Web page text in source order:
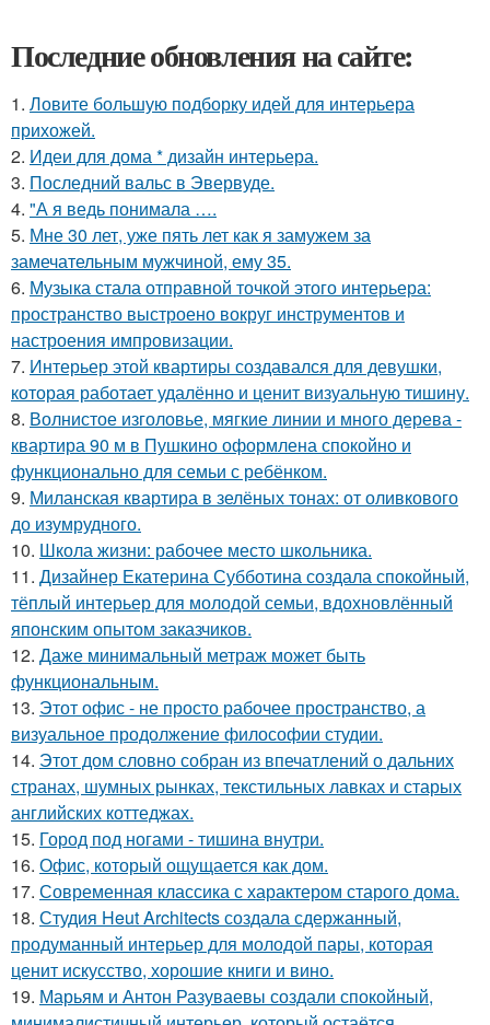
Последние обновления на сайте:
1. Ловите большую подборку идей для интерьера
прихожей.
2. Идеи для дома * дизайн интерьера.
3. Последний вальс в Эвервуде.
4. "А я ведь понимала ….
5. Мне 30 лет, уже пять лет как я замужем за
замечательным мужчиной, ему 35.
6. Музыка стала отправной точкой этого интерьера:
пространство выстроено вокруг инструментов и
настроения импровизации.
7. Интерьер этой квартиры создавался для девушки,
которая работает удалённо и ценит визуальную тишину.
8. Волнистое изголовье, мягкие линии и много дерева -
квартира 90 м в Пушкино оформлена спокойно и
функционально для семьи с ребёнком.
9. Миланская квартира в зелёных тонах: от оливкового
до изумрудного.
10. Школа жизни: рабочее место школьника.
11. Дизайнер Екатерина Субботина создала спокойный,
тёплый интерьер для молодой семьи, вдохновлённый
японским опытом заказчиков.
12. Даже минимальный метраж может быть
функциональным.
13. Этот офис - не просто рабочее пространство, а
визуальное продолжение философии студии.
14. Этот дом словно собран из впечатлений о дальних
странах, шумных рынках, текстильных лавках и старых
английских коттеджах.
15. Город под ногами - тишина внутри.
16. Офис, который ощущается как дом.
17. Современная классика с характером старого дома.
18. Студия Heut Architects создала сдержанный,
продуманный интерьер для молодой пары, которая
ценит искусство, хорошие книги и вино.
19. Марьям и Антон Разуваевы создали спокойный,